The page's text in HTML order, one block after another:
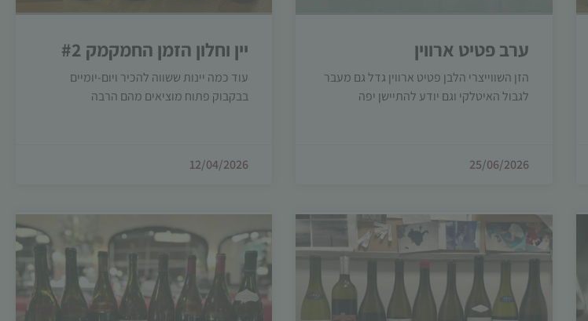
ערב פטיט ארווין
הזן השווייצרי הלבן פטיט ארווין גדל גם מעבר
לגבול האיטלקי וגם יודע להתיישן יפה
25/06/2026
יין וחלון הזמן החמקמק #2
עוד כמה יינות ששווה להכיר ויום-יומיים
בבקבוק פתוח מוציאים מהם הרבה
12/04/2026
אלו אינם
סטטיסטיקות
כדי שנוכל
לשפר את